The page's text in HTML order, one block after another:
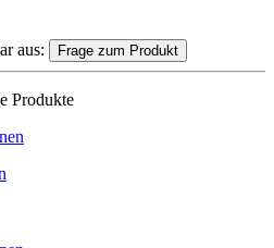
aus: Frage zum Produkt
Produkte